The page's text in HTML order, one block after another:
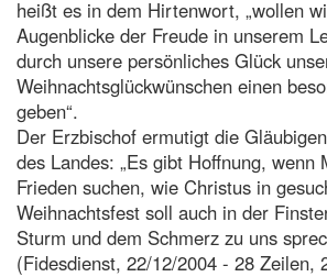
heißt es in dem Hirtenwort, „wollen
Augenblicke der Freude in unserem
durch unsere persönliches Glück
Weihnachtsglückwünschen einen
geben“.
Der Erzbischof ermutigt die
des Landes: „Es gibt Hoffnung, wenn
Frieden suchen, wie Christus in
Weihnachtsfest soll auch in der
Sturm und dem Schmerz zu uns
(Fidesdienst, 22/12/2004 - 28 Zeilen,